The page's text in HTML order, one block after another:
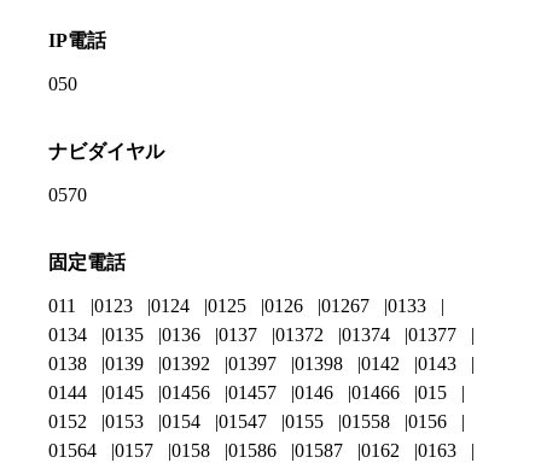
IP電話
050
ナビダイヤル
0570
固定電話
011 0123 0124 0125 0126 01267
0133
0134
0135 0136 0137 01372 01374
01377
0138
0139 01392 01397 01398 0142
0143
0144
0145 01456 01457 0146 01466
015
0152
0153 0154 01547 0155 01558
0156
01564
0157 0158 01586 01587 0162
0163